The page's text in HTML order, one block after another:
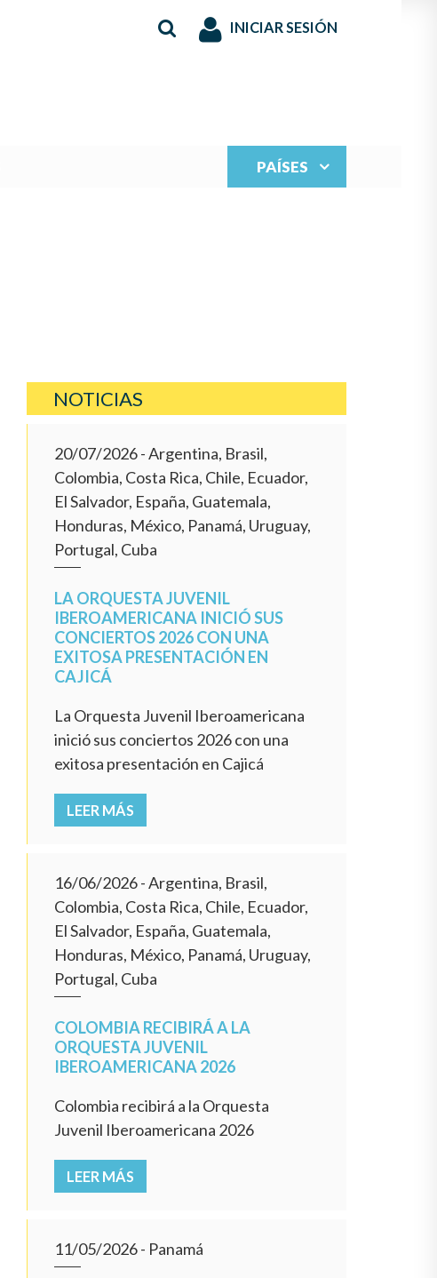
INICIAR SESIÓN
PAÍSES
NOTICIAS
20/07/2026- Argentina, Brasil,
Colombia, Costa Rica, Chile, Ecuador,
El Salvador, España, Guatemala,
Honduras, México, Panamá, Uruguay,
Portugal, Cuba
LA ORQUESTA JUVENIL
IBEROAMERICANA INICIÓ SUS
CONCIERTOS 2026 CON UNA
EXITOSA PRESENTACIÓN EN
CAJICÁ
La Orquesta Juvenil Iberoamericana
inició sus conciertos 2026 con una
exitosa presentación en Cajicá
LEER MÁS
16/06/2026- Argentina, Brasil,
Colombia, Costa Rica, Chile, Ecuador,
El Salvador, España, Guatemala,
Honduras, México, Panamá, Uruguay,
Portugal, Cuba
COLOMBIA RECIBIRÁ A LA
ORQUESTA JUVENIL
IBEROAMERICANA 2026
Colombia recibirá a la Orquesta
Juvenil Iberoamericana 2026
LEER MÁS
11/05/2026- Panamá